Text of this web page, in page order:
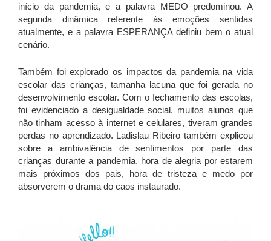
início da pandemia, e a palavra MEDO predominou. A
segunda dinâmica referente às emoções sentidas
atualmente, e a palavra ESPERANÇA definiu bem o atual
cenário.
Também foi explorado os impactos da pandemia na vida
escolar das crianças, tamanha lacuna que foi gerada no
desenvolvimento escolar. Com o fechamento das escolas,
foi evidenciado a desigualdade social, muitos alunos que
não tinham acesso à internet e celulares, tiveram grandes
perdas no aprendizado. Ladislau Ribeiro também explicou
sobre a ambivalência de sentimentos por parte das
crianças durante a pandemia, hora de alegria por estarem
mais próximos dos pais, hora de tristeza e medo por
absorverem o drama do caos instaurado.